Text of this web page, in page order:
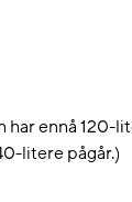
har ennå 120-
litere pågår.)